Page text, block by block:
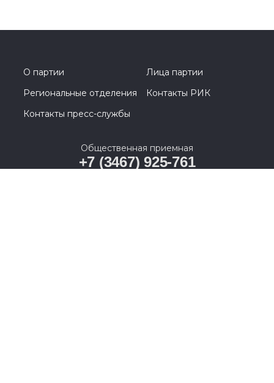
О партии
Лица партии
Региональные отделения
Контакты РИК
Контакты пресс-службы
Общественная приемная
+7 (3467) 925-761